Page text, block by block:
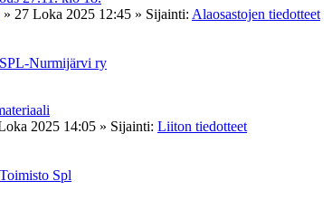
» 27 Loka 2025 12:45 » Sijainti: Alaosastojen tiedotteet
SPL-Nurmijärvi ry
2025 14:05 » Sijainti: Liiton tiedotteet
Toimisto Spl